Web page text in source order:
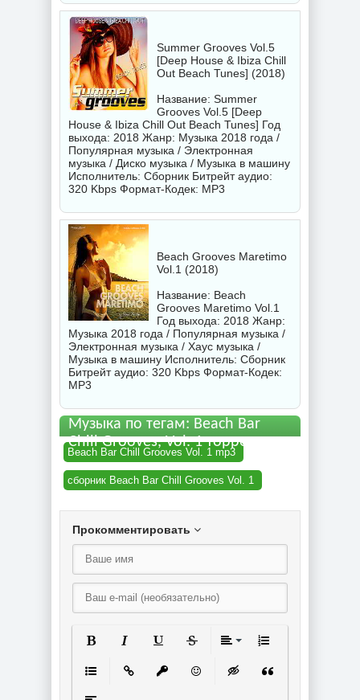
Summer Grooves Vol.5
[Deep House & Ibiza Chill
Out Beach Tunes] (2018)
Название: Summer
Grooves Vol.5 [Deep
House & Ibiza Chill Out Beach Tunes] Год
выхода: 2018 Жанр: Музыка 2018 года /
Популярная музыка / Электронная
музыка / Диско музыка / Музыка в машину
Исполнитель: Сборник Битрейт аудио:
320 Kbps Формат-Кодек: MP3
Beach Grooves Maretimo
Vol.1 (2018)
Название: Beach
Grooves Maretimo Vol.1
Год выхода: 2018 Жанр:
Музыка 2018 года / Популярная музыка /
Электронная музыка / Хаус музыка /
Музыка в машину Исполнитель: Сборник
Битрейт аудио: 320 Kbps Формат-Кодек:
MP3
Музыка по тегам: Beach Bar
Chill Grooves, Vol. 1 торрент
Beach Bar Chill Grooves Vol. 1 mp3
сборник Beach Bar Chill Grooves Vol. 1
Прокомментировать